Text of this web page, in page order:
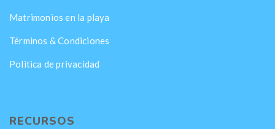
Matrimonios en la playa
Términos & Condiciones
Politica de privacidad
RECURSOS